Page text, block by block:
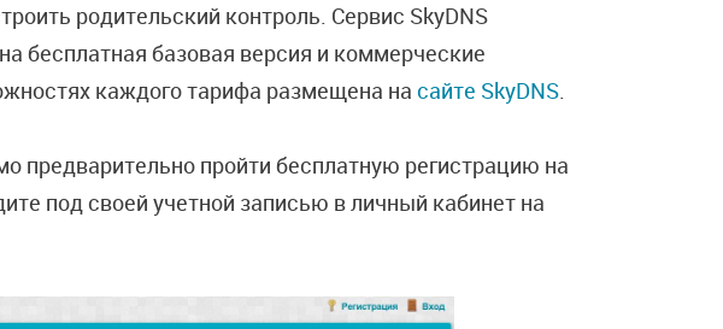
родительский контроль. Сервис SkyDNS
бесплатная базовая версия и коммерческие
каждого тарифа размещена на сайте SkyDNS.
предварительно пройти бесплатную регистрацию на
под своей учетной записью в личный кабинет на